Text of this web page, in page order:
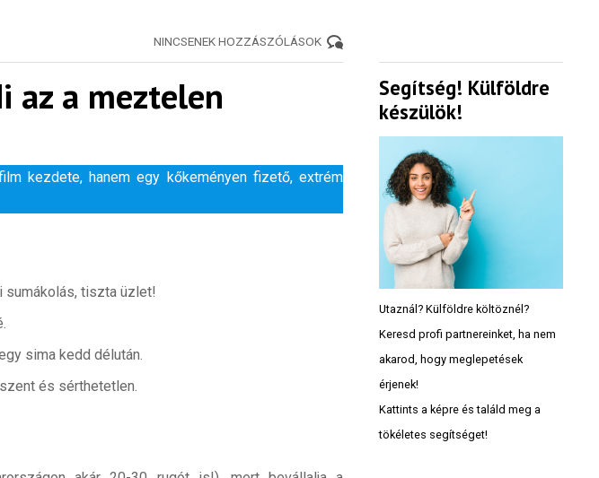
NINCSENEK HOZZÁSZÓLÁSOK
az a meztelen
kezdete, hanem egy kőkeményen fizető, extrém
sumákolás, tiszta üzlet!
sima kedd délután.
és sérthetetlen.
Segítség! Külföldre
készülök!
Utaznál? Külföldre költöznél?
Keresd profi partnereinket, ha nem
akarod, hogy meglepetések
érjenek!
Kattints a képre és találd meg a
tökéletes segítséget!